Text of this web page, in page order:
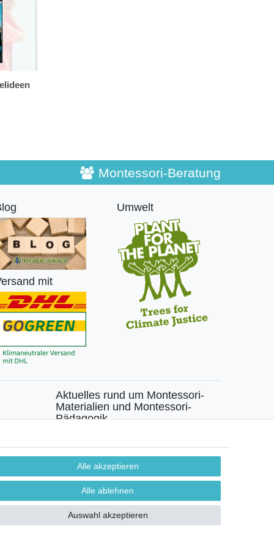
Montessori-Beratung
mit
Umwelt
Aktuelles rund um Montessori-
Materialien und Montessori-
Pädagogik.
Hiermit bestätige ich, dass ich die
erklärunggelesen habe. Sie können den Newsletter
jederzeit kostenlos abbestellen.
Abonnieren
Alle akzeptieren
Alle ablehnen
Auswahl akzeptieren